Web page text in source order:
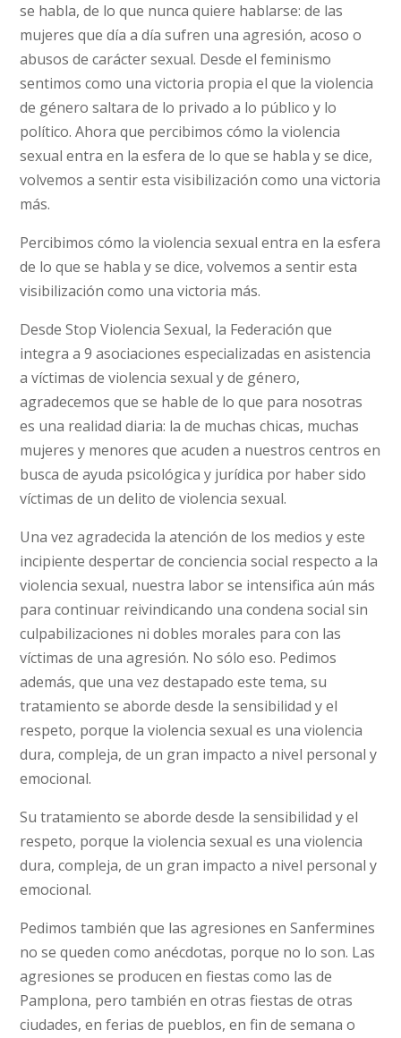
se habla, de lo que nunca quiere hablarse: de las
mujeres que día a día sufren una agresión, acoso o
abusos de carácter sexual. Desde el feminismo
sentimos como una victoria propia el que la violencia
de género saltara de lo privado a lo público y lo
político. Ahora que percibimos cómo la violencia
sexual entra en la esfera de lo que se habla y se dice,
volvemos a sentir esta visibilización como una victoria
más.
Percibimos cómo la violencia sexual entra en la esfera
de lo que se habla y se dice, volvemos a sentir esta
visibilización como una victoria más.
Desde Stop Violencia Sexual, la Federación que
integra a 9 asociaciones especializadas en asistencia
a víctimas de violencia sexual y de género,
agradecemos que se hable de lo que para nosotras
es una realidad diaria: la de muchas chicas, muchas
mujeres y menores que acuden a nuestros centros en
busca de ayuda psicológica y jurídica por haber sido
víctimas de un delito de violencia sexual.
Una vez agradecida la atención de los medios y este
incipiente despertar de conciencia social respecto a la
violencia sexual, nuestra labor se intensifica aún más
para continuar reivindicando una condena social sin
culpabilizaciones ni dobles morales para con las
víctimas de una agresión. No sólo eso. Pedimos
además, que una vez destapado este tema, su
tratamiento se aborde desde la sensibilidad y el
respeto, porque la violencia sexual es una violencia
dura, compleja, de un gran impacto a nivel personal y
emocional.
Su tratamiento se aborde desde la sensibilidad y el
respeto, porque la violencia sexual es una violencia
dura, compleja, de un gran impacto a nivel personal y
emocional.
Pedimos también que las agresiones en Sanfermines
no se queden como anécdotas, porque no lo son. Las
agresiones se producen en fiestas como las de
Pamplona, pero también en otras fiestas de otras
ciudades, en ferias de pueblos, en fin de semana o